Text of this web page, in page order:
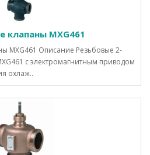
MXG461
MXG461 Описание Резьбовые 2-
с электромагнитным приводом
охлаж..